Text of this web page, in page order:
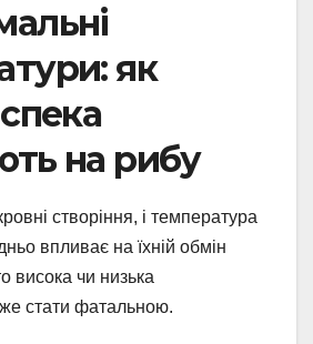
як
на рибу
створіння, і температура
впливає на їхній обмін
висока чи низька
стати фатальною.